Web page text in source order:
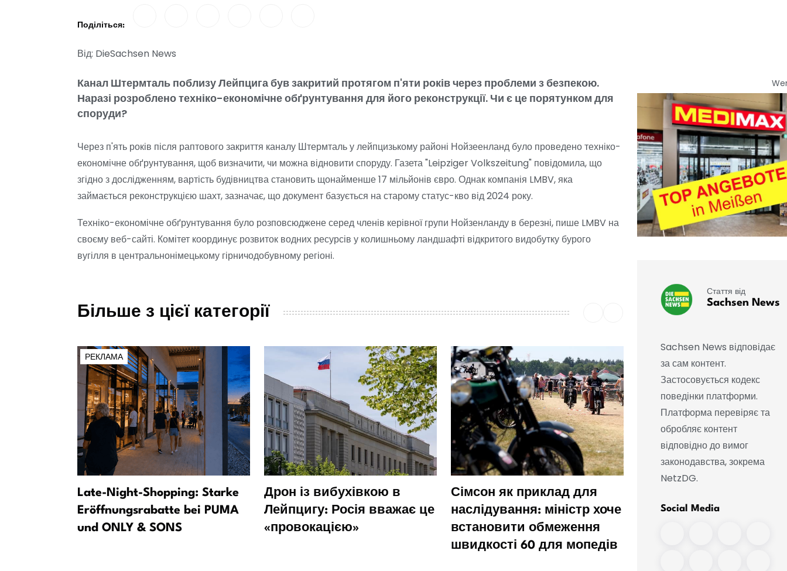
Поділіться:
Від: DieSachsen News
Канал Штермталь поблизу Лейпцига був закритий протягом п'яти років через проблеми з безпекою.
Наразі розроблено техніко-економічне обґрунтування для його реконструкції. Чи є це порятунком для
споруди?
Через п'ять років після раптового закриття каналу Штермталь у лейпцизькому районі Нойзеенланд було проведено техніко-
економічне обґрунтування, щоб визначити, чи можна відновити споруду. Газета "Leipziger Volkszeitung" повідомила, що
згідно з дослідженням, вартість будівництва становить щонайменше 17 мільйонів євро. Однак компанія LMBV, яка
займається реконструкцією шахт, зазначає, що документ базується на старому статус-кво від 2024 року.
Техніко-економічне обґрунтування було розповсюджене серед членів керівної групи Нойзенланду в березні, пише LMBV на
своєму веб-сайті. Комітет координує розвиток водних ресурсів у колишньому ландшафті відкритого видобутку бурого
вугілля в центральнонімецькому гірничодобувному регіоні.
Більше з цієї категорії
РЕКЛАМА
Late-Night-Shopping: Starke
Eröffnungsrabatte bei PUMA
und ONLY & SONS
Дрон із вибухівкою в
Лейпцигу: Росія вважає це
«провокацією»
Сімсон як приклад для
наслідування: міністр хоче
встановити обмеження
швидкості 60 для мопедів
прагне посилити
Стаття від
Sachsen News
Sachsen News відповідає
за сам контент.
Застосовується кодекс
поведінки платформи.
Платформа перевіряє та
обробляє контент
відповідно до вимог
законодавства, зокрема
NetzDG.
Social Media